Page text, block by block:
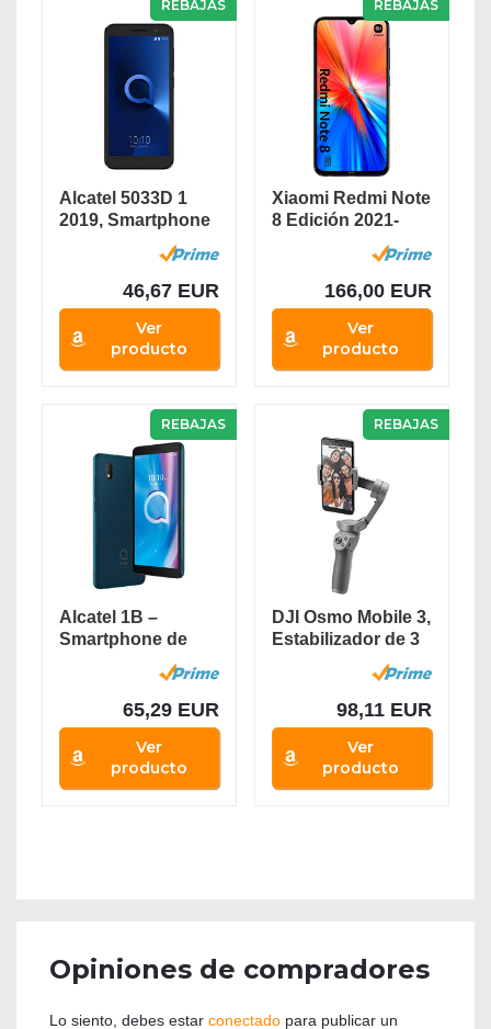
REBAJAS
Alcatel 5033D 1
2019, Smartphone
- Pantalla 5" -...
46,67 EUR
Ver
producto
REBAJAS
Xiaomi Redmi Note
8 Edición 2021-
Smartphone 4GB...
166,00 EUR
Ver
producto
REBAJAS
Alcatel 1B –
Smartphone de
65,29 EUR
Ver
producto
REBAJAS
DJI Osmo Mobile 3,
Estabilizador de 3
98,11 EUR
Ver
producto
Opiniones de compradores
Lo siento, debes estar conectado para publicar un